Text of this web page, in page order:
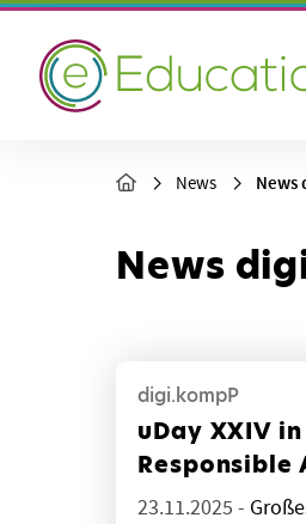
News News
News
digi.kompP
uDay XXIV
Responsible
23.11.2025 -